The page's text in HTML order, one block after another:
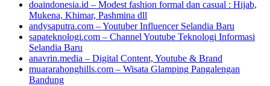
doaindonesia.id – Modest fashion formal dan casual : Hijab,
Mukena, Khimar, Pashmina dll
andysaputra.com – Youtuber Influencer Selandia Baru
sapateknologi.com – Channel Youtube Teknologi Informasi
Selandia Baru
anavrin.media – Digital Content, Youtube & Brand
muararahonghills.com – Wisata Glamping Pangalengan
Bandung